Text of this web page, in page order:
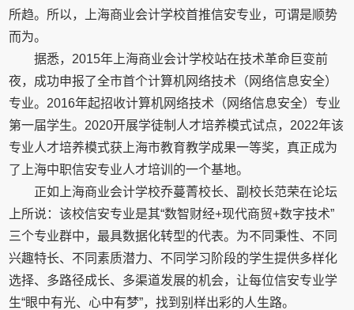
所趋。所以，上海商业会计学校首推信安专业，可谓是顺势
而为。
据悉，2015年上海商业会计学校站在技术革命巨变前
夜，成功申报了全市首个计算机网络技术（网络信息安全）
专业。2016年起招收计算机网络技术（网络信息安全）专业
第一届学生。2020开展学徒制人才培养模式试点，2022年该
专业人才培养模式获上海市教育教学成果一等奖，真正成为
了上海中职信安专业人才培训的一个基地。
正如上海商业会计学校乔蔓菁校长、副校长范荣在论坛
上所说：该校信安专业是其“数智财经+现代商贸+数字技术”
三个专业群中，最具数据化转型的代表。为不同秉性、不同
兴趣特长、不同素质潜力、不同学习阶段的学生提供多样化
选择、多路径成长、多渠道发展的机会，让每位信安专业学
生“眼中有光、心中有梦”，找到别样出彩的人生路。